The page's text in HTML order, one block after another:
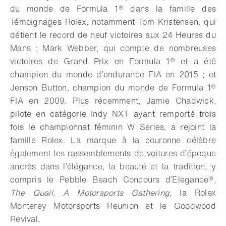
du monde de Formula 1® dans la famille des
Témoignages Rolex, notamment Tom Kristensen, qui
détient le record de neuf victoires aux 24 Heures du
Mans ; Mark Webber, qui compte de nombreuses
victoires de Grand Prix en Formula 1® et a été
champion du monde d’endurance FIA en 2015 ; et
Jenson Button, champion du monde de Formula 1®
FIA en 2009. Plus récemment, Jamie Chadwick,
pilote en catégorie Indy NXT ayant remporté trois
fois le championnat féminin W Series, a rejoint la
famille Rolex. La marque à la couronne célèbre
également les rassemblements de voitures d’époque
ancrés dans l’élégance, la beauté et la tradition, y
compris le Pebble Beach Concours d’Elegance®,
The Quail, A Motorsports Gathering, la Rolex
Monterey Motorsports Reunion et le Goodwood
Revival.